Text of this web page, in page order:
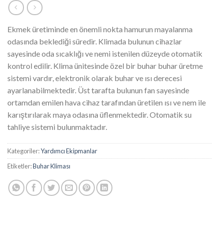
Ekmek üretiminde en önemli nokta hamurun mayalanma
odasında beklediği süredir. Klimada bulunun cihazlar
sayesinde oda sıcaklığı ve nemi istenilen düzeyde otomatik
kontrol edilir. Klima ünitesinde özel bir buhar buhar üretme
sistemi vardır, elektronik olarak buhar ve ısı derecesi
ayarlanabilmektedir. Üst tarafta bulunun fan sayesinde
ortamdan emilen hava cihaz tarafından üretilen ısı ve nem ile
karıştırılarak maya odasına üflenmektedir. Otomatik su
tahliye sistemi bulunmaktadır.
Kategoriler:Yardımcı Ekipmanlar
Etiketler:Buhar Kliması